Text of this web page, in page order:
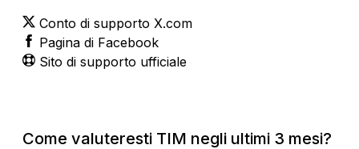
Conto di supporto X.com
Pagina di Facebook
Sito di supporto ufficiale
Come valuteresti TIM negli ultimi 3 mesi?